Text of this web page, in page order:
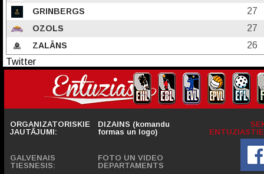
GRINBERGS 27
OZOLS 27
ZALĀNS
26
Twitter
ORGANIZATORISKIE
JAUTĀJUMI:
GALVENAIS
TIESNESIS:
DIZAINS (komandu
formas un logo)
FOTO UN VIDEO
DEPARTAMENTS